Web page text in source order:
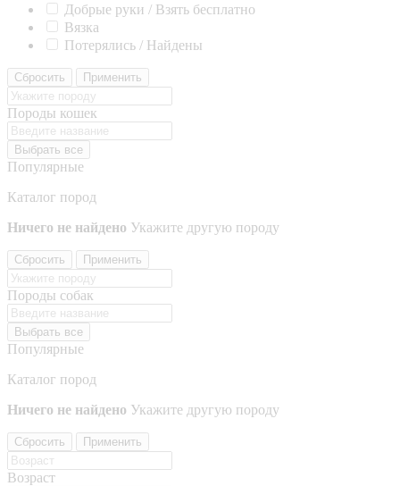
Добрые руки / Взять бесплатно
Вязка
Потерялись / Найдены
Сбросить Применить
Породы кошек
Выбрать все
Популярные
Каталог пород
Ничего не найдено Укажите другую породу
Сбросить Применить
Породы собак
Выбрать все
Популярные
Каталог пород
Ничего не найдено Укажите другую породу
Сбросить Применить
Возраст